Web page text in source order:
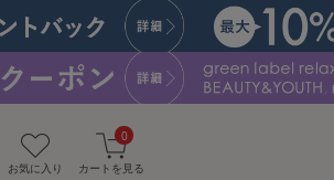
お気に入り カートを見る
0